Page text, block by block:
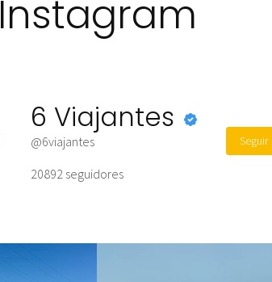
Instagram
6 Viajantes
@6viajantes
20892 seguidores
Seguir